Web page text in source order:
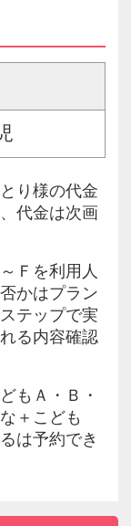
り様の代金
代金は次画
Ｆを利用人
かはプラン
テップで実
る内容確認
もＡ・Ｂ・
＋こども
は予約でき